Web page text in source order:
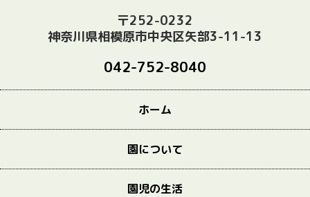
〒252-0232
神奈川県相模原市中央区矢部3-11-13
042-752-8040
ホーム
園について
園児の生活